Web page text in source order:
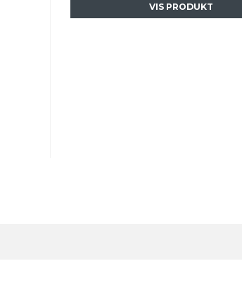
VIS PRODUKT